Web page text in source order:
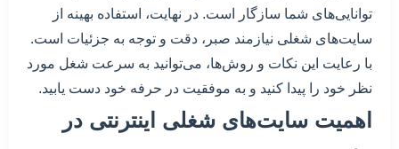
توانایی‌های شما سازگار است. در نهایت، استفاده بهینه از
سایت‌های شغلی نیازمند صبر، دقت و توجه به جزئیات است.
با رعایت این نکات و روش‌ها، می‌توانید به سرعت شغل مورد
نظر خود را پیدا کنید و به موفقیت در حرفه خود دست یابید.
اهمیت سایت‌های شغلی اینترنتی در